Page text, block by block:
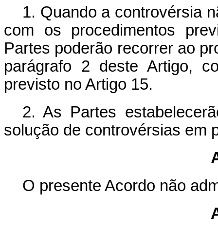
1. Quando a controvérsia
com os procedimentos
Partes poderão recorrer ao
parágrafo 2 deste Artigo,
previsto no Artigo 15.
2. As Partes
solução de controvérsias em
O presente Acordo não